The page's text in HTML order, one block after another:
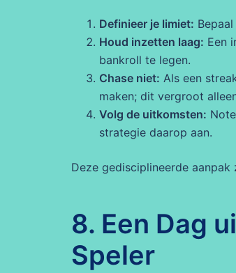
Definieer je limiet:
Houd inzetten laag: Een
bankroll te legen.
Chase niet: Als een
maken; dit vergroot
Volg de uitkomsten:
strategie daarop aan.
Deze gedisciplineerde
8. Een Dag
Speler